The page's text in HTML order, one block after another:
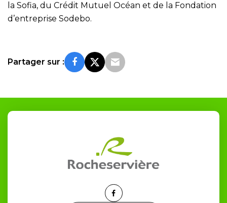
la Sofia, du Crédit Mutuel Océan et de la Fondation
d’entreprise Sodebo.
Partager sur :
Lien